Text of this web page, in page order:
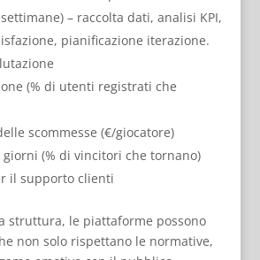
settimane) – raccolta dati, analisi KPI,
pianificazione iterazione.
(% di utenti registrati che
scommesse (€/giocatore)
giorni (% di vincitori che tornano)
il supporto clienti
struttura, le piattaforme possono
non solo rispettano le normative,